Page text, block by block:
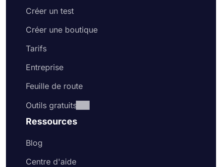
Créer un test
Créer une boutique
Tarifs
Entreprise
Feuille de route
Outils gratuits
Ressources
Blog
Centre d'aide